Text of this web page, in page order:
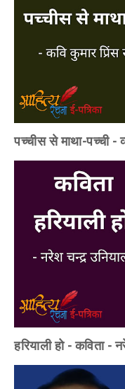
पच्चीस से माथा-पच्ची -
हरियाली हो - कविता -